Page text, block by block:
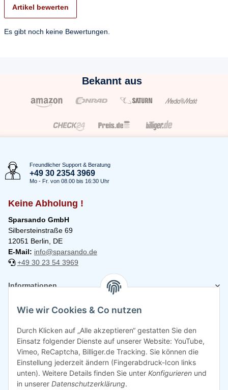
Artikel bewerten
Es gibt noch keine Bewertungen.
Bekannt aus
Freundlicher Support & Beratung
+49 30 2354 3969
Mo - Fr. von 08.00 bis 16:30 Uhr
Keine Abholung !
Sparsando GmbH
Silbersteinstraße 69
12051 Berlin, DE
E-Mail: info@sparsando.de
+49 30 23 54 3969
Informationen
Rechtliches
Wie wir Cookies & Co nutzen
Durch Klicken auf „Alle akzeptieren“ gestatten Sie den
Einsatz folgender Dienste auf unserer Website: YouTube,
Vimeo, ReCaptcha, Billiger.de Tracking. Sie können die
Einstellung jederzeit ändern (Fingerabdruck-Icon links
unten). Weitere Details finden Sie unter Konfigurieren und
in unserer Datenschutzerklärung.